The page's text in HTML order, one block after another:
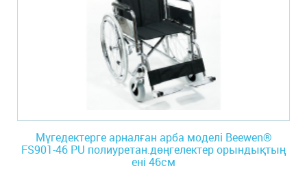
Мүгедектерге арналған арба моделі Beewen®
FS901-46 PU полиуретан.дөңгелектер орындықтың
ені 46см